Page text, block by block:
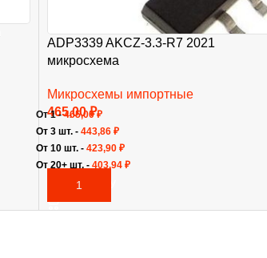
ADP3339 AKCZ-3.3-R7 2021
микросхема
Микросхемы импортные
465,00₽
В КОРЗИНУ
От 1 -465,00₽
От 3 шт. - 443,86 ₽
От 10 шт. - 423,90 ₽
От 20+ шт. - 403,94 ₽